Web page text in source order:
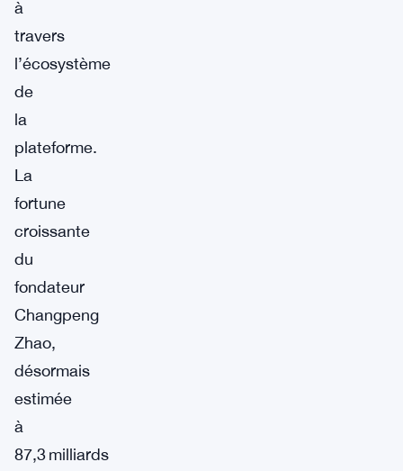
à
travers
l’écosystème
de
la
plateforme.
La
fortune
croissante
du
fondateur
Changpeng
Zhao,
désormais
estimée
à
87,3 milliards